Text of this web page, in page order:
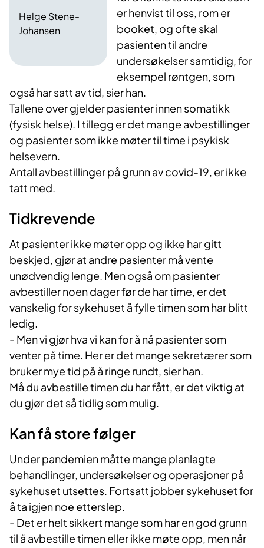
Helge Stene-
Johansen
er henvist til oss, rom er
booket, og ofte skal
pasienten til andre
undersøkelser samtidig, for
eksempel røntgen, som
også har satt av tid, sier han.
Tallene over gjelder pasienter innen somatikk
(fysisk helse). I tillegg er det mange avbestillinger
og pasienter som ikke møter til time i psykisk
helsevern.
Antall avbestillinger på grunn av covid-19, er ikke
tatt med.​
Tidkrevende
At pasienter ikke møter opp og ikke har gitt
beskjed, gjør at andre pasienter må vente
unødvendig lenge. Men også om pasienter
avbestiller noen dager før de har time, er det
vanskelig for sykehuset å fylle timen som har blitt
ledig.
- Men vi gjør hva vi kan for å nå pasienter som
venter på time. Her er det mange sekretærer som
bruker mye tid på å ringe rundt, sier han.
Må du avbestille timen du har fått, er det viktig at
du gjør det så tidlig som mulig.​
Kan få store følger
Under pandemien måtte mange planlagte
behandlinger, undersøkelser og operasjoner på
sykehuset utsettes. Fortsatt jobber sykehuset for
å ta igjen noe etterslep.
- Det er helt sikkert mange som har en god grunn
til å avbestille timen eller ikke møte opp, men når